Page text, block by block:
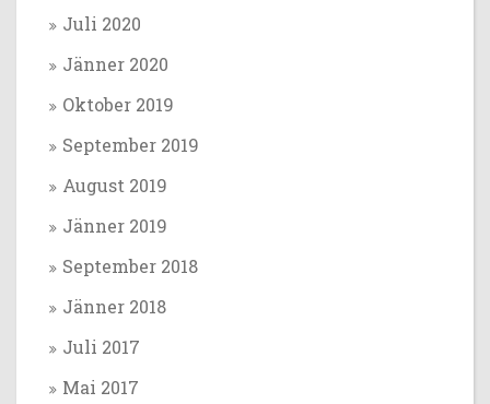
Juli 2020
Jänner 2020
Oktober 2019
September 2019
August 2019
Jänner 2019
September 2018
Jänner 2018
Juli 2017
Mai 2017